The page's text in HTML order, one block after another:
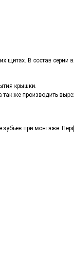
В состав
крышки.
же производить
при монтаже.